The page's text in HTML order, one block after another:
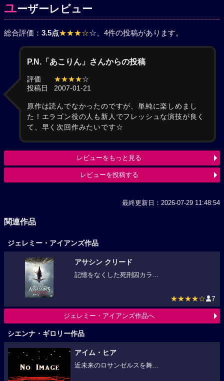
ユーザーレビュー
総合評価： 3.5点★★★☆☆ 、4件の投稿があります。
P.N.「あこりん」さんからの投稿
評価 ★★★★☆
投稿日
2007-01-21
原作は読んでなかったのですが、単純に楽しめまし
た！エラゴン役の人も新人でフレッシュな演技が良く
て、早く次回作みたいです☆
レビューをもっと見る
レビューを投稿する
最終更新日：2026-07-29 11:48:54
関連作品
ジェレミー・アイアンズ作品
アサシン クリード
記憶をなくした死刑囚カラ...
★★★★☆ 7
ジェレミー・アイアンズ作品へ
シエンナ・ギロリー作品
アイム・ヒア
近未来のロサンゼルスを舞...